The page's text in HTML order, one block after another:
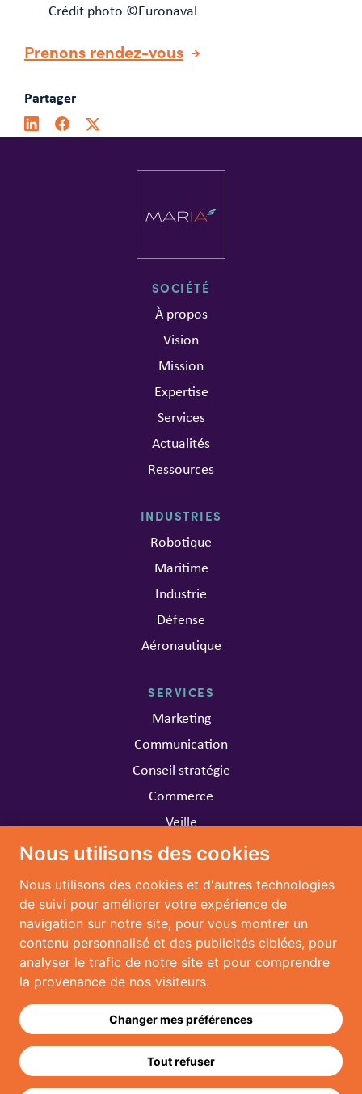
Nous utilisons des cookies
Nous utilisons des cookies et d'autres technologies
de suivi pour améliorer votre expérience de
navigation sur notre site, pour vous montrer un
contenu personnalisé et des publicités ciblées, pour
analyser le trafic de notre site et pour comprendre
la provenance de nos visiteurs.
Changer mes préférences
Tout refuser
Crédit photo ©️Euronaval
Prenons rendez-vous
Partager
SOCIÉTÉ
À propos
Vision
Mission
Expertise
Services
Actualités
Ressources
INDUSTRIES
Robotique
Maritime
Industrie
Défense
Aéronautique
SERVICES
Marketing
Communication
Conseil stratégie
Commerce
Veille
Travailler chez MARIA
CONTACT
Nous contacter
Nous suivre:
2026 © MARIA Conseil - Tous droits réservés -
de confidentialité-Plan du site-Agence Web CKC-Net